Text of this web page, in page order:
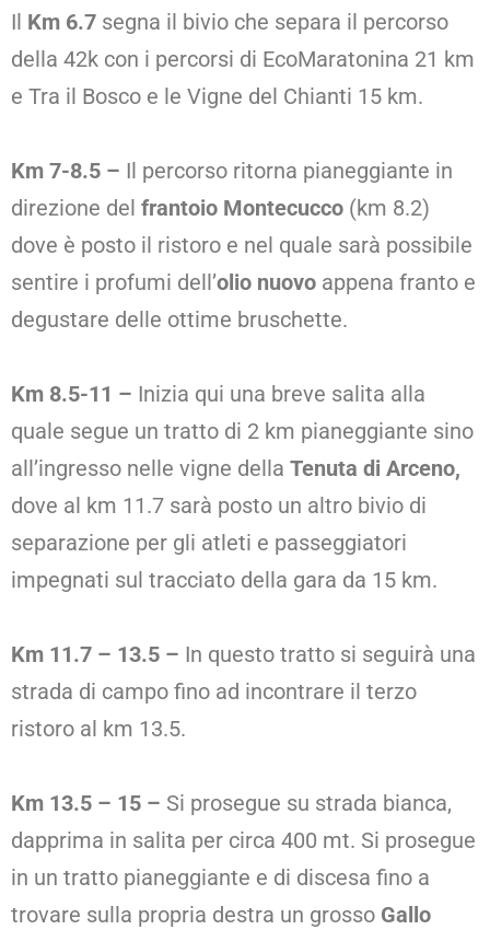
Il Km 6.7 segna il bivio che separa il percorso
della 42k con i percorsi di EcoMaratonina 21 km
e Tra il Bosco e le Vigne del Chianti 15 km.
Km 7-8.5 – Il percorso ritorna pianeggiante in
direzione del frantoio Montecucco (km 8.2)
dove è posto il ristoro e nel quale sarà possibile
sentire i profumi dell’olio nuovo appena franto e
degustare delle ottime bruschette.
Km 8.5-11 – Inizia qui una breve salita alla
quale segue un tratto di 2 km pianeggiante sino
all’ingresso nelle vigne della Tenuta di Arceno,
dove al km 11.7 sarà posto un altro bivio di
separazione per gli atleti e passeggiatori
impegnati sul tracciato della gara da 15 km.
Km 11.7 – 13.5 – In questo tratto si seguirà una
strada di campo fino ad incontrare il terzo
ristoro al km 13.5.
Km 13.5 – 15 – Si prosegue su strada bianca,
dapprima in salita per circa 400 mt. Si prosegue
in un tratto pianeggiante e di discesa fino a
trovare sulla propria destra un grosso Gallo